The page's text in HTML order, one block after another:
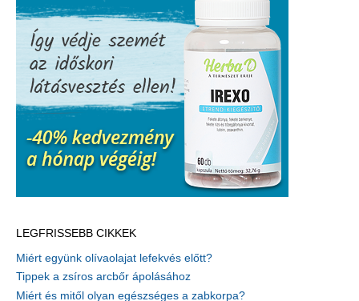
LEGFRISSEBB CIKKEK
Miért együnk olívaolajat lefekvés előtt?
Tippek a zsíros arcbőr ápolásához
Miért és mitől olyan egészséges a zabkorpa?